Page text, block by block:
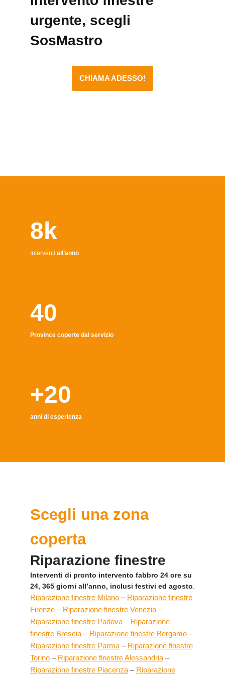
urgente, scegli
SosMastro
CHIAMA ADESSO!
8k
Interventi all’anno
40
Province coperte dal servizio
+20
anni di esperienza
Scegli una zona
coperta
Riparazione finestre
Interventi di pronto intervento fabbro 24 ore su
24, 365 giorni all’anno, inclusi festivi ed agosto
Riparazione finestre Milano – Riparazione finestre
Firenze – Riparazione finestre Venezia –
Riparazione finestre Padova – Riparazione
finestre Brescia – Riparazione finestre Bergamo –
Riparazione finestre Parma – Riparazione finestre
Torino – Riparazione finestre Alessandria –
Riparazione finestre Piacenza – Riparazione